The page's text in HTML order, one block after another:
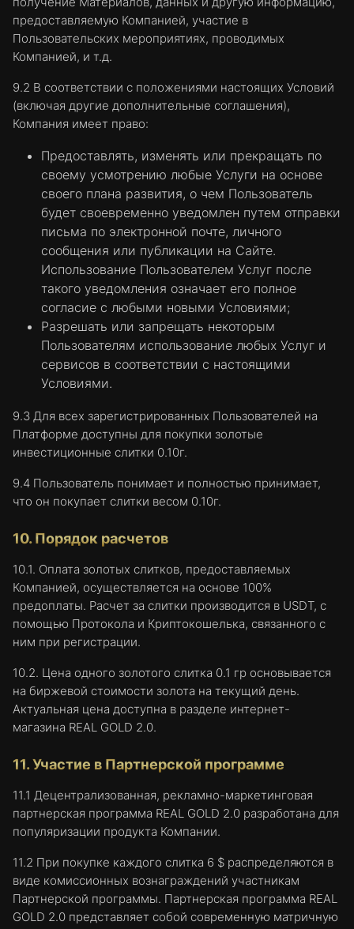
предоставляемую Компанией, участие в
Пользовательских мероприятиях, проводимых
Компанией, и т.д.
9.2 В соответствии с положениями настоящих Условий
(включая другие дополнительные соглашения),
Компания имеет право:
Предоставлять, изменять или прекращать по
своему усмотрению любые Услуги на основе
своего плана развития, о чем Пользователь
будет своевременно уведомлен путем отправки
письма по электронной почте, личного
сообщения или публикации на Сайте.
Использование Пользователем Услуг после
такого уведомления означает его полное
согласие с любыми новыми Условиями;
Разрешать или запрещать некоторым
Пользователям использование любых Услуг и
сервисов в соответствии с настоящими
Условиями.
9.3 Для всех зарегистрированных Пользователей на
Платформе доступны для покупки золотые
инвестиционные слитки 0.10г.
9.4 Пользователь понимает и полностью принимает,
что он покупает слитки весом 0.10г.
10. Порядок расчетов
10.1. Оплата золотых слитков, предоставляемых
Компанией, осуществляется на основе 100%
предоплаты. Расчет за слитки производится в USDT, с
помощью Протокола и Криптокошелька, связанного с
ним при регистрации.
10.2. Цена одного золотого слитка 0.1 гр основывается
на биржевой стоимости золота на текущий день.
Актуальная цена доступна в разделе интернет-
магазина REAL GOLD 2.0.
11. Участие в Партнерской программе
11.1 Децентрализованная, рекламно-маркетинговая
партнерская программа REAL GOLD 2.0 разработана для
популяризации продукта Компании.
11.2 При покупке каждого слитка 6 $ распределяются в
виде комиссионных вознаграждений участникам
Партнерской программы. Партнерская программа REAL
GOLD 2.0 представляет собой современную матричную
как заставить браузер уведомлять о получении
нового файла cookie или как вообще отключить
файлы cookie. Пользователи Платформы,
отключившие файлы cookie, не смогут
Платформы.
Настройки файлов cookie могут отличаться в
различных браузерах. По приведенным ниже
ссылкам Пользователь может найти
дальнейшие инструкции относительного того,
как отключить использование файлов cookie в
Вашем браузере, и/или как удалить файлы
cookie:
Chrome:
https://support.google.com/chrome/answer/95647
Internet Explorer:
https://support.microsoft.com/en-
us/help/17442/windows-internet-explorer-
delete-manage-cookies
Mozilla Firefox:
https://support.mozilla.org/en-US/kb/enable-
Safari:
https://www.apple.com/legal/privacy/en-
ww/cookies/
Opera:
https://www.opera.com/help/tutorials/security/
Для получения более общей информации о
файлах cookie, кликните здесь:
www.allaboutcookies.org